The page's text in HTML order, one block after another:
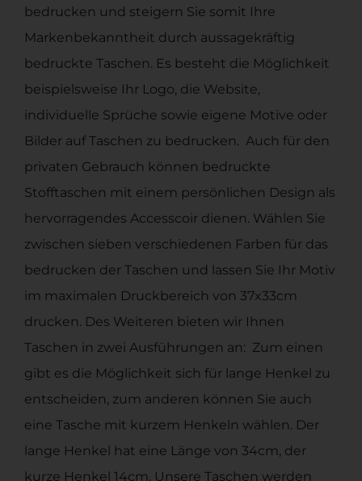
bedrucken und steigern Sie somit Ihre
Markenbekanntheit durch aussagekräftig
bedruckte Taschen. Es besteht die Möglichkeit
beispielsweise Ihr Logo, die Website,
individuelle Sprüche sowie eigene Motive oder
Bilder auf Taschen zu bedrucken. Auch für den
privaten Gebrauch können bedruckte
Stofftaschen mit einem persönlichen Design als
hervorragendes Accesscoir dienen. Wählen Sie
zwischen sieben verschiedenen Farben für das
bedrucken der Taschen und lassen Sie Ihr Motiv
im maximalen Druckbereich von 37x33cm
drucken. Des Weiteren bieten wir Ihnen
Taschen in zwei Ausführungen an: Zum einen
gibt es die Möglichkeit sich für lange Henkel zu
entscheiden, zum anderen können Sie auch
eine Tasche mit kurzem Henkeln wählen. Der
lange Henkel hat eine Länge von 34cm, der
kurze Henkel 14cm. Unsere Taschen werden